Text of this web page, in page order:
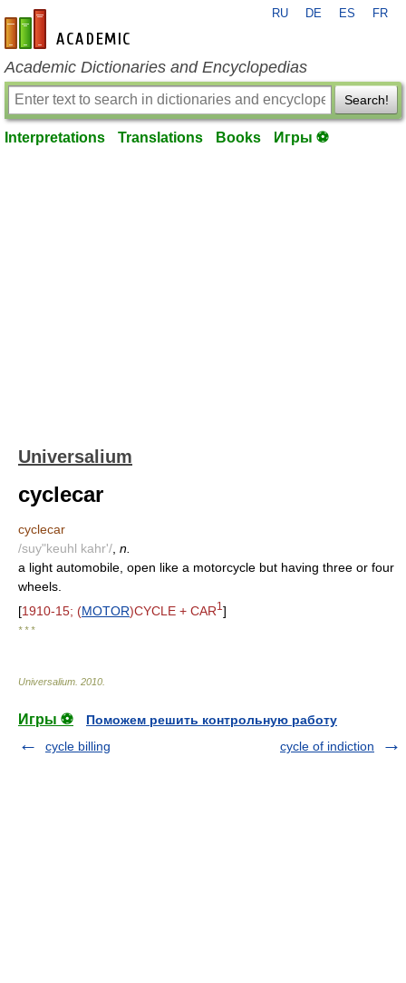
en-academic.com
RU DE ES FR
Academic Dictionaries and Encyclopedias
Search!
Interpretations Translations Books Игры ⚽
Universalium
cyclecar
cyclecar
/suy"keuhl kahr'/ n.
a light automobile, open like a motorcycle but having three or four
wheels.
[1910-15; (MOTOR)CYCLE + CAR1 ]
* * *
Universalium 2010
Игры ⚽
Поможем решить контрольную работу
cycle billing
cycle of indiction